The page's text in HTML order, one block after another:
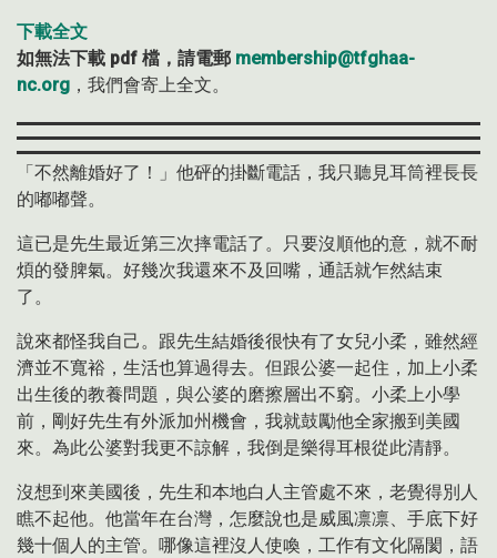
下載全文
如無法下載 pdf 檔，請電郵 membership@tfghaa-
nc.org ，我們會寄上全文。
「不然離婚好了！」他砰的掛斷電話，我只聽見耳筒裡長長
的嘟嘟聲。
這已是先生最近第三次摔電話了。只要沒順他的意，就不耐
煩的發脾氣。好幾次我還來不及回嘴，通話就乍然結束
了。
說來都怪我自己。跟先生結婚後很快有了女兒小柔，雖然經
濟並不寬裕，生活也算過得去。但跟公婆一起住，加上小柔
出生後的教養問題，與公婆的磨擦層出不窮。小柔上小學
前，剛好先生有外派加州機會，我就鼓勵他全家搬到美國
來。為此公婆對我更不諒解，我倒是樂得耳根從此清靜。
沒想到來美國後，先生和本地白人主管處不來，老覺得別人
瞧不起他。他當年在台灣，怎麼說也是威風凛凛、手底下好
幾十個人的主管。哪像這裡沒人使喚，工作有文化隔閡，語